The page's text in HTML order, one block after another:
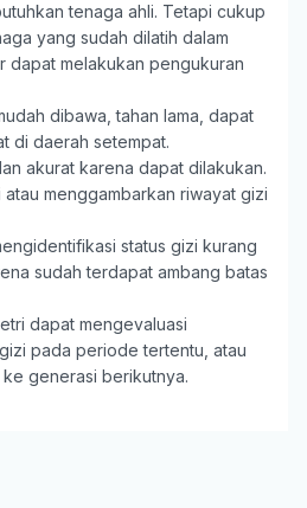
tenaga ahli. Tetapi cukup
yang sudah dilatih dalam
dapat melakukan pengukuran
dibawa, tahan lama, dapat
di daerah setempat.
akurat karena dapat dilakukan.
menggambarkan riwayat gizi
status gizi kurang
sudah terdapat ambang batas
dapat mengevaluasi
pada periode tertentu, atau
generasi berikutnya.